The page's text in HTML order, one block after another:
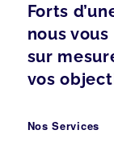
Forts
nous
sur
vos
Nos Services